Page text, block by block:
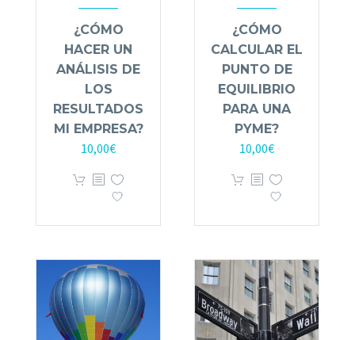
¿CÓMO
HACER UN
ANÁLISIS DE
LOS
RESULTADOS
MI EMPRESA?
10,00€
¿CÓMO
CALCULAR EL
PUNTO DE
EQUILIBRIO
PARA UNA
PYME?
10,00€